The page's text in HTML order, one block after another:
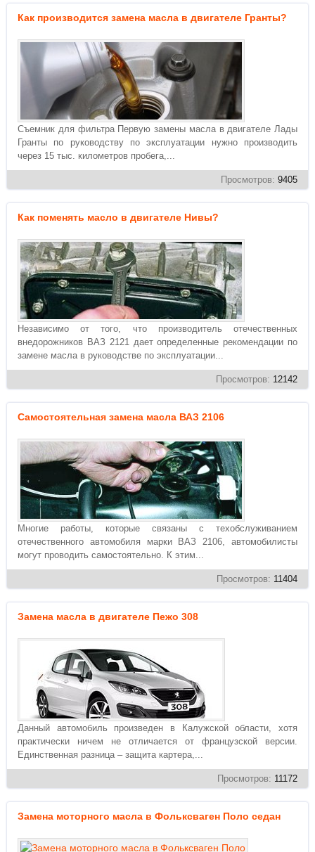
Как производится замена масла в двигателе Гранты?
Съемник для фильтра Первую замены масла в двигателе Лады
Гранты по руководству по эксплуатации нужно производить
через 15 тыс. километров пробега,...
Просмотров: 9405
Как поменять масло в двигателе Нивы?
Независимо от того, что производитель отечественных
внедорожников ВАЗ 2121 дает определенные рекомендации по
замене масла в руководстве по эксплуатации...
Просмотров: 12142
Самостоятельная замена масла ВАЗ 2106
Многие работы, которые связаны с техобслуживанием
отечественного автомобиля марки ВАЗ 2106, автомобилисты
могут проводить самостоятельно. К этим...
Просмотров: 11404
Замена масла в двигателе Пежо 308
Данный автомобиль произведен в Калужской области, хотя
практически ничем не отличается от французской версии.
Единственная разница – защита картера,...
Просмотров: 11172
Замена моторного масла в Фольксваген Поло седан